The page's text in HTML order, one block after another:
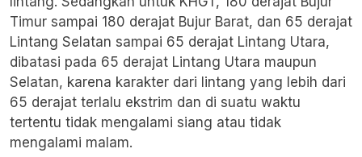
Timur sampai 180 derajat Bujur Barat, dan 65 derajat
Lintang Selatan sampai 65 derajat Lintang Utara,
dibatasi pada 65 derajat Lintang Utara maupun
Selatan, karena karakter dari lintang yang lebih dari
65 derajat terlalu ekstrim dan di suatu waktu
tertentu tidak mengalami siang atau tidak
mengalami malam.